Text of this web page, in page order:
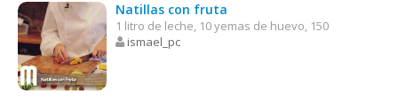
Natillas con fruta
1 litro de leche, 10 yemas de huevo, 150
ismael_pc